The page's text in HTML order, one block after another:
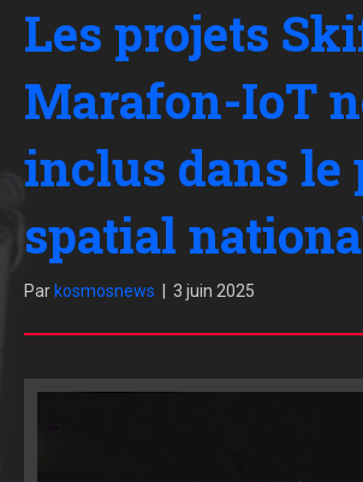
Les projets
Marafon-IoT
inclus dans le
spatial
Par kosmosnews 3 juin 2025